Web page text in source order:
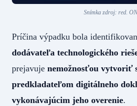
Snímka zdroj: red. ON
Príčina výpadku bola
dodávateľa technologického
prejavuje nemožnosťou vytvoriť
predkladateľom digitálneho
vykonávajúcim jeho overenie.